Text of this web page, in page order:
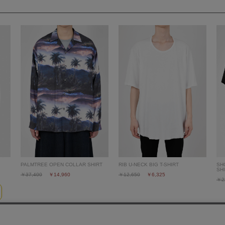
PALMTREE OPEN COLLAR SHIRT
￥37,400
￥14,960
RIB U-NECK BIG T-SHIRT
￥12,650
￥6,325
￥